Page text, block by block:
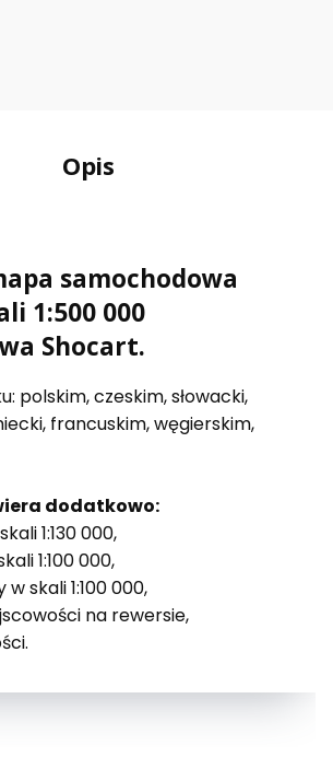
Opis
samochodowa
1:500 000
Shocart.
polskim, czeskim, słowacki,
francuskim, węgierskim,
dodatkowo:
1:130 000,
1:100 000,
skali 1:100 000,
na rewersie,